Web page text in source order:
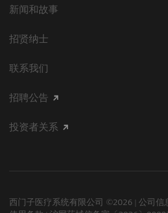
新闻和故事
招贤纳士
联系我们
招聘公告
投资者关系
西门子医疗系统有限公司 ©2026 公司信